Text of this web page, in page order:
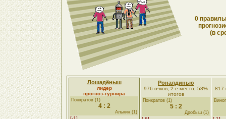
0
(в
Лошадёныш
лидер
прогноз-турнира
Понкратов (1)
4 : 2
Алькин (1)
Роналдинью
976 очков, 2-е место, 58%
итогов
Понкратов (1)
5 : 2
Дробыш (1)
817